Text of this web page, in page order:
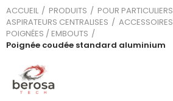
ACCUEIL PRODUITS
POUR PARTICULIERS
ASPIRATEURS CENTRALISES
ACCESSOIRES
POIGNÉES / EMBOUTS
Poignée coudée standard aluminium